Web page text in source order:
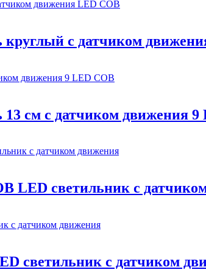
с датчиком
см с датчиком движения 9
LED светильник с
светильник с датчиком